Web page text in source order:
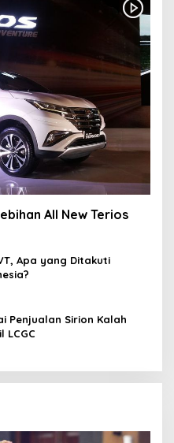
All New Terios
Apa yang Ditakuti
Penjualan Sirion Kalah
LCGC